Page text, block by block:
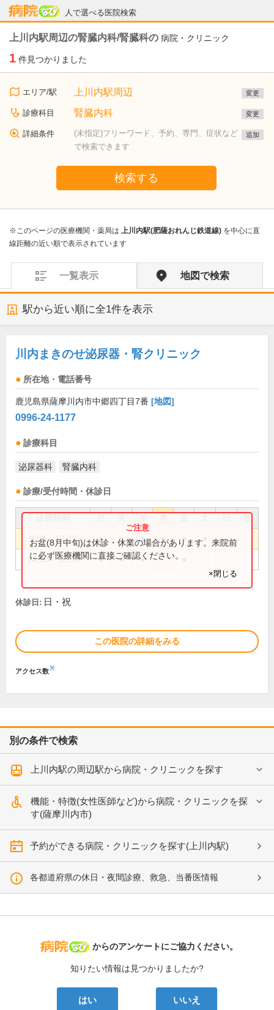
人で選べる医院検索
病院なび
上川内駅周辺の腎臓内科/腎臓科の 病院・クリニック
1 件見つかりました
エリア/駅 上川内駅周辺 変更
診療科目 腎臓内科 変更
詳細条件
(未指定)フリーワード、予約、専門、症状など
で検索できます
追加
検索する
※このページの医療機関・薬局は 上川内駅(肥薩おれんじ鉄道線) を中心に直
線距離の近い順で表示されています
一覧表示 地図で検索
駅から近い順に全1件を表示
川内まきのせ泌尿器・腎クリニック
所在地・電話番号
鹿児島県薩摩川内市中郷四丁目7番 [地図]
0996-24-1177
診療科目
泌尿器科 腎臓内科
診療/受付時間・休診日
祝
9:00～12:30 ● ● ● ● ●
14:00～18:00 ● ● ●
お盆(8月中旬)は休診・休業の場合があります。来院前
に必ず医療機関に直接ご確認ください。
×閉じる
休診日: 日・祝
この医院の詳細をみる
アクセス数※
別の条件で検索
上川内駅の周辺駅から病院・クリニックを探す
機能・特徴(女性医師など)から病院・クリニックを探
す(薩摩川内市)
予約ができる病院・クリニックを探す(上川内駅)
各都道府県の休日・夜間診療、救急、当番医情報
病院なび
からのアンケートにご協力ください。
知りたい情報は見つかりましたか?
はい いいえ